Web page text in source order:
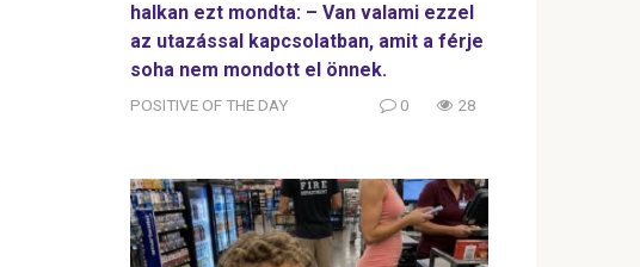
halkan ezt mondta: – Van valami ezzel
az utazással kapcsolatban, amit a férje
soha nem mondott el önnek.
POSITIVE OF THE DAY 0 28